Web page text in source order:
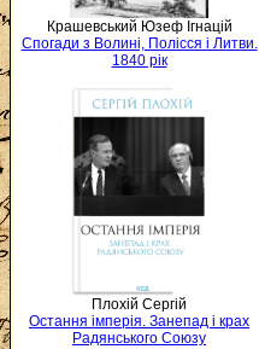
Крашевський Юзеф Ігнацій
Спогади з Волині, Полісся і Литви.
1840 рік
Плохій Сергій
Остання імперія. Занепад і крах
Радянського Союзу